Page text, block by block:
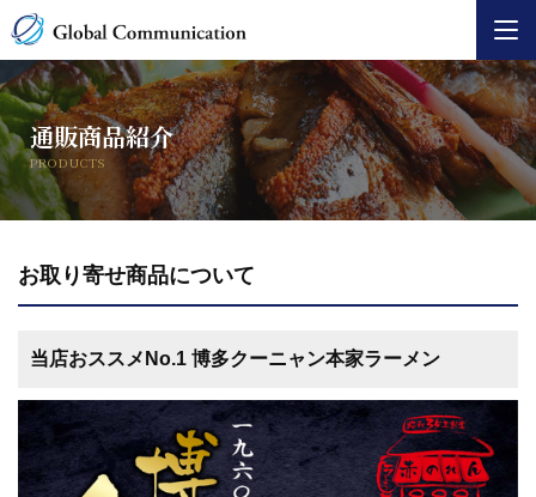
ホーム
商品企画・開発コンサルタント事業
通販商品紹介
会社概要
お問い合わせ
過去の開発商品
お知らせ
通販商品紹介
PRODUCTS
お取り寄せ商品について
当店おススメNo.1 博多クーニャン本家ラーメン